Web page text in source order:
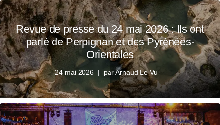
Revue de presse du 24 mai 2026 : Ils ont
parlé de Perpignan et des Pyrénées-
Orientales
24 mai 2026 parArnaud Le Vu